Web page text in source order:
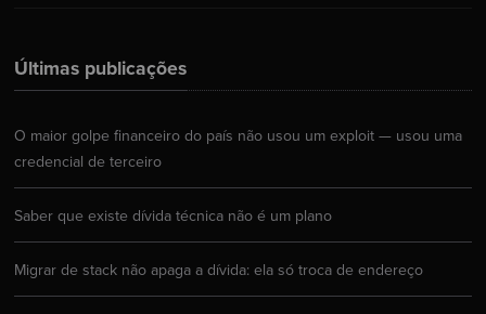
Últimas publicações
O maior golpe financeiro do país não usou um exploit — usou uma
credencial de terceiro
Saber que existe dívida técnica não é um plano
Migrar de stack não apaga a dívida: ela só troca de endereço